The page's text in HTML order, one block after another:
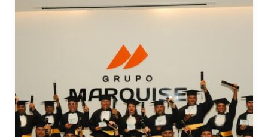
opcionais. São
necessários
para o
funcionamento
do site.